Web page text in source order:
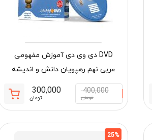
DVD دی وی دی آموزش مفهومی
عربی نهم رهپویان دانش و اندیشه
400,000
تومان
300,000
تومان
25%